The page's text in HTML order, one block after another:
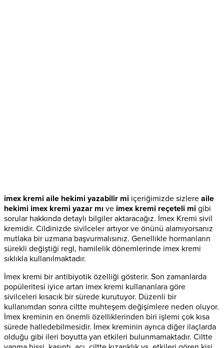
imex kremi aile hekimi yazabilir mi içeriğimizde sizlere aile
hekimi imex kremi yazar mı ve imex kremi reçeteli mi gibi
sorular hakkında detaylı bilgiler aktaracağız. İmex Kremi sivil
kremidir. Cildinizde sivilceler artıyor ve önünü alamıyorsanız
mutlaka bir uzmana başvurmalısınız. Genellikle hormanların
sürekli değiştiği regl, hamilelik dönemlerinde imex kremi
sıklıkla kullanılmaktadır.
İmex kremi bir antibiyotik özelliği gösterir. Son zamanlarda
popüleritesi iyice artan imex kremi kullananlara göre
sivilceleri kısacık bir sürede kurutuyor. Düzenli bir
kullanımdan sonra ciltte muhteşem değişimlere neden oluyor.
İmex kreminin en önemli özelliklerinden biri işlemi çok kısa
sürede halledebilmesidir. İmex kreminin ayrıca diğer ilaçlarda
olduğu gibi ileri boyutta yan etkileri bulunmamaktadır. Ciltte